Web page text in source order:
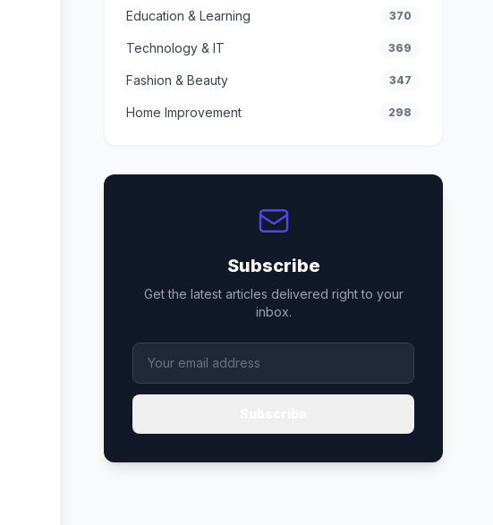
Education & Learning 370
Technology & IT 369
Fashion & Beauty 347
Home Improvement 298
Subscribe
Get the latest articles delivered right to your
inbox.